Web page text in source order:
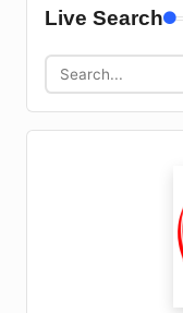
Live Search